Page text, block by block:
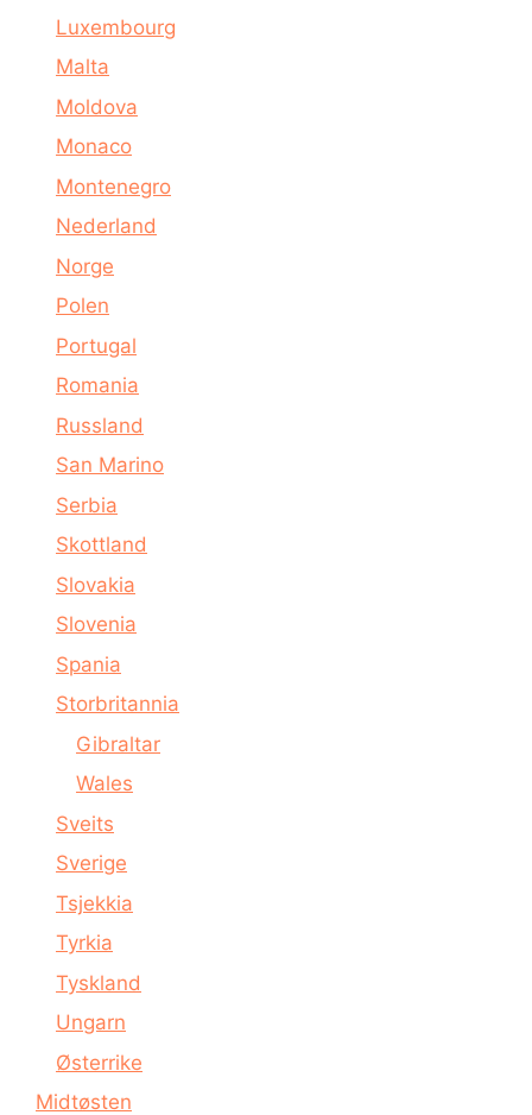
Luxembourg
Malta
Moldova
Monaco
Montenegro
Nederland
Norge
Polen
Portugal
Romania
Russland
San Marino
Serbia
Skottland
Slovakia
Slovenia
Spania
Storbritannia
Gibraltar
Wales
Sveits
Sverige
Tsjekkia
Tyrkia
Tyskland
Ungarn
Østerrike
Midtøsten